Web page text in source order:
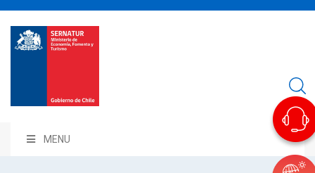
MENU